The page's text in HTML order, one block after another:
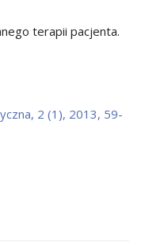
terapii pacjenta.
2 (1), 2013, 59-